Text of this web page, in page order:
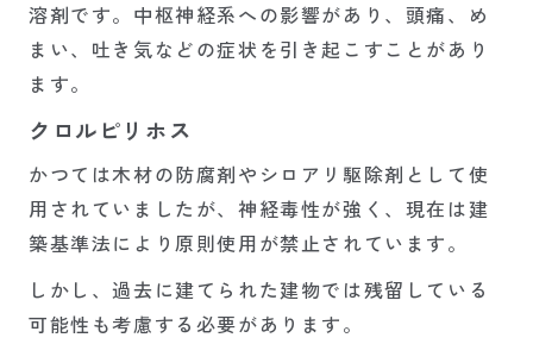
溶剤です。中枢神経系への影響があり、頭痛、め
まい、吐き気などの症状を引き起こすことがあり
ます。
クロルピリホス
かつては木材の防腐剤やシロアリ駆除剤として使
用されていましたが、神経毒性が強く、現在は建
築基準法により原則使用が禁止されています。
しかし、過去に建てられた建物では残留している
可能性も考慮する必要があります。